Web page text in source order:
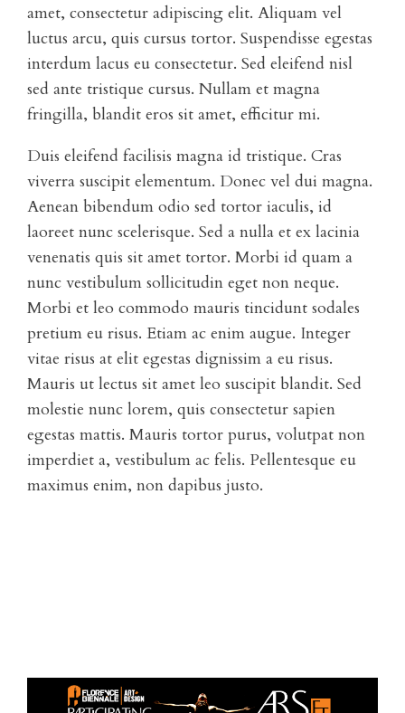
amet, consectetur adipiscing elit. Aliquam vel
luctus arcu, quis cursus tortor. Suspendisse egestas
interdum lacus eu consectetur. Sed eleifend nisl
sed ante tristique cursus. Nullam et magna
fringilla, blandit eros sit amet, efficitur mi.
Duis eleifend facilisis magna id tristique. Cras
viverra suscipit elementum. Donec vel dui magna.
Aenean bibendum odio sed tortor iaculis, id
laoreet nunc scelerisque. Sed a nulla et ex lacinia
venenatis quis sit amet tortor. Morbi id quam a
nunc vestibulum sollicitudin eget non neque.
Morbi et leo commodo mauris tincidunt sodales
pretium eu risus. Etiam ac enim augue. Integer
vitae risus at elit egestas dignissim a eu risus.
Mauris ut lectus sit amet leo suscipit blandit. Sed
molestie nunc lorem, quis consectetur sapien
egestas mattis. Mauris tortor purus, volutpat non
imperdiet a, vestibulum ac felis. Pellentesque eu
maximus enim, non dapibus justo.